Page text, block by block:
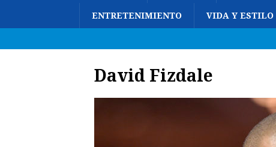
ENTRETENIMIENTO VIDA Y ESTILO
David Fizdale